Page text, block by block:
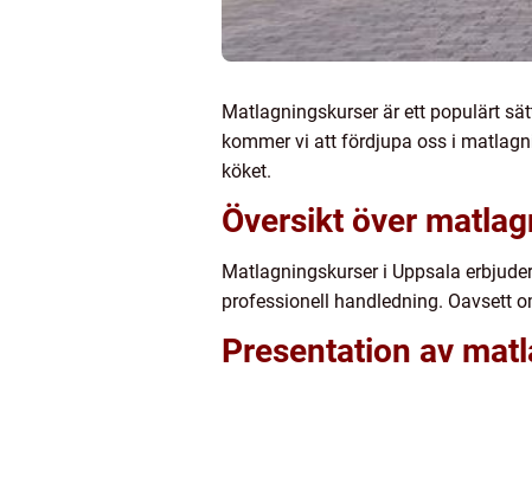
Matlagningskurser är ett populärt
kommer vi att fördjupa oss i
köket.
Översikt över
Matlagningskurser i Uppsala
professionell handledning. Oavsett
Presentation av